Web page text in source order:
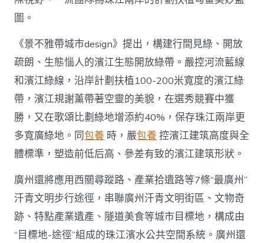
圖。
《景不雅帶城市design》提出，構建行間見綠、開放
疏朗、生態惱人的濱江生態開放綠帶。嚴控河流藍線
和濱江綠線，沿岸計劃扶植100-200米寬度的濱江綠
帶，濱江規謝薰帶著空靈的美貌，在選秀競賽中獲
勝，又在歌頌比劃綠地增添約40%，保存珠江兩岸更
多寬廣綠地。同包養 時，嚴包養 控濱江建筑高度與全
體標準，塑造前低后高、參差有致的濱江建筑形狀。
廣州還將應用西關尋蹤路、產業拾遺路等7條“最廣州”
汗青文明步行途徑，串聯廣州汗青文明街區、文物奇
跡、特點產業遺產、隧道美食等城市目標地，構成由
“目標地-途徑”組成的珠江濱水公共空間系統。廣州還